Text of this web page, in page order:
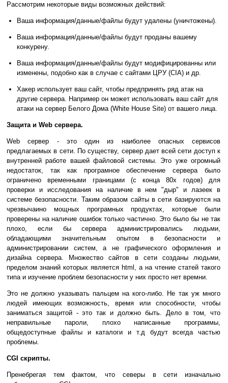
Рассмотрим некоторые виды возможных действий:
Ваша информация/данные/файлы будут удалены (уничтожены).
Ваша информация/данные/файлы будут проданы вашему
конкурену.
Ваша информация/данные/файлы будут модифицированны или
изменены, подобно как в случае с сайтами ЦРУ (CIA) и др.
Хакер использует ваш сайт, чтобы предпринять ряд атак на
другие сервера. Например он может использовать ваш сайт для
атаки на сервер Белого Дома (White House Site) от вашего лица.
Защита и Web сервера.
Web сервер - это один из наиболее опасных сервисов
предлагаемых в сети. По существу, сервер дает всей сети доступ к
внутренней работе вашей файловой системы. Это уже огромный
недостаток, так как програмное обеспечение сервера было
ограничено временными границами (с конца 80х годов) для
проверки и исследования на наличие в нем "дыр" и лазеек в
системе безопасности. Таким образом сайты в сети базируются на
чрезвычаино мощных програмных продуктах, которые были
проверены на наличие ошибок только частично. Это было бы не так
плохо, если бы сервера администрировались людьми,
обладающими значительным опытом в безопасности и
администрировании систем, а не графического оформления и
дизайна сервера. Множество сайтов в сети созданы людьми,
пределом знаний которых является html, а на чтение статей такого
типа и изучение проблем безопасности у них просто нет времни.
Это не должно указывать пальцем на кого-либо. Не так уж много
людей имеющих возможность, время или способности, чтобы
заниматься защитой - это так и должно быть. Дело в том, что
неправильные пароли, плохо написанные программы,
общедоступные файлы и каталоги и т.д будут всегда частью
проблемы.
CGI скрипты.
Пренебрегая тем фактом, что северы в сети изначально